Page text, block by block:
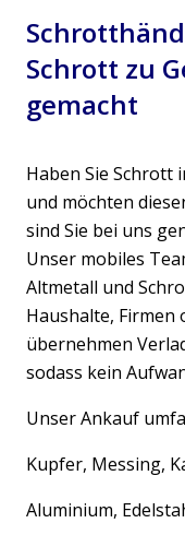
Schrott zu
gemacht
Haben Sie Schrott
und möchten
sind Sie bei uns
Unser mobiles
Altmetall und
Haushalte,
übernehmen
sodass kein
Unser Ankauf
Kupfer, Messing,
Aluminium,